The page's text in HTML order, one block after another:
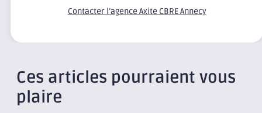
Contacter l’agence Axite CBRE Annecy
Ces articles pourraient vous
plaire